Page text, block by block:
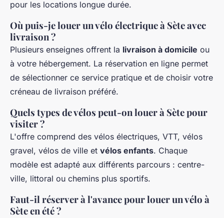
pour les locations longue durée.
Où puis-je louer un vélo électrique à Sète avec
livraison ?
Plusieurs enseignes offrent la livraison à domicile ou
à votre hébergement. La réservation en ligne permet
de sélectionner ce service pratique et de choisir votre
créneau de livraison préféré.
Quels types de vélos peut-on louer à Sète pour
visiter ?
L'offre comprend des vélos électriques, VTT, vélos
gravel, vélos de ville et vélos enfants. Chaque
modèle est adapté aux différents parcours : centre-
ville, littoral ou chemins plus sportifs.
Faut-il réserver à l'avance pour louer un vélo à
Sète en été ?